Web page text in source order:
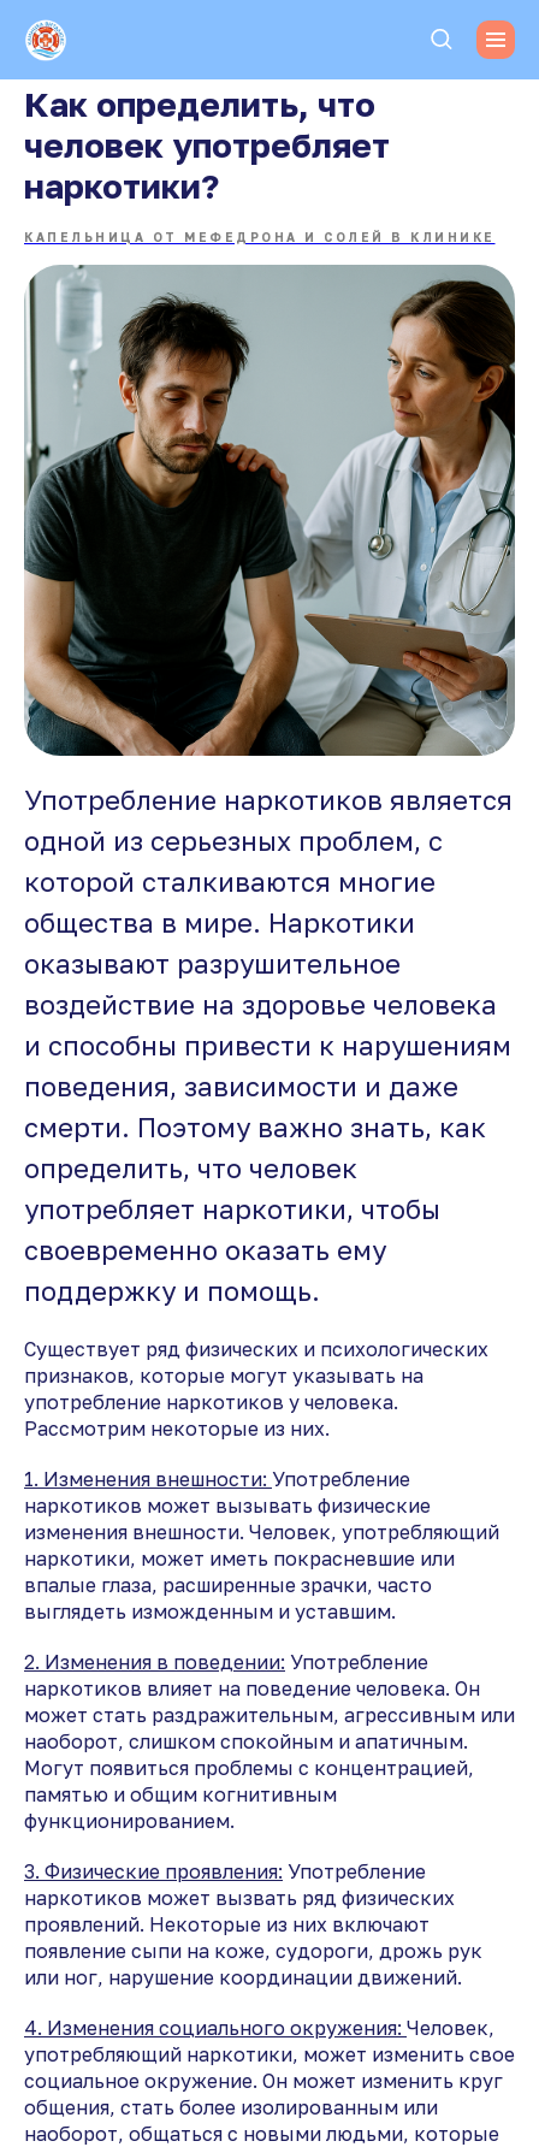
Как определить, что
человек употребляет
наркотики?
КАПЕЛЬНИЦА ОТ МЕФЕДРОНА И СОЛЕЙ В КЛИНИКЕ
Употребление наркотиков является
одной из серьезных проблем, с
которой сталкиваются многие
общества в мире. Наркотики
оказывают разрушительное
воздействие на здоровье человека
и способны привести к нарушениям
поведения, зависимости и даже
смерти. Поэтому важно знать, как
определить, что человек
употребляет наркотики, чтобы
своевременно оказать ему
поддержку и помощь.
Существует ряд физических и психологических
признаков, которые могут указывать на
употребление наркотиков у человека.
Рассмотрим некоторые из них.
1. Изменения внешности: Употребление
наркотиков может вызывать физические
изменения внешности. Человек, употребляющий
наркотики, может иметь покрасневшие или
впалые глаза, расширенные зрачки, часто
выглядеть изможденным и уставшим.
2. Изменения в поведении: Употребление
наркотиков влияет на поведение человека. Он
может стать раздражительным, агрессивным или
наоборот, слишком спокойным и апатичным.
Могут появиться проблемы с концентрацией,
памятью и общим когнитивным
функционированием.
3. Физические проявления: Употребление
наркотиков может вызвать ряд физических
проявлений. Некоторые из них включают
появление сыпи на коже, судороги, дрожь рук
или ног, нарушение координации движений.
4. Изменения социального окружения: Человек,
употребляющий наркотики, может изменить свое
социальное окружение. Он может изменить круг
общения, стать более изолированным или
наоборот, общаться с новыми людьми, которые